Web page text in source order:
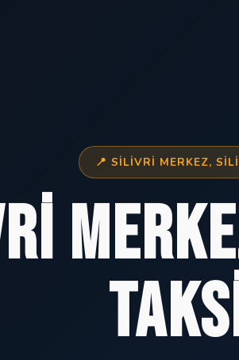
📍 SILIVRI MERKEZ,